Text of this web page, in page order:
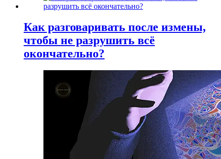
Как разговаривать после измены,
чтобы не разрушить всё
окончательно?